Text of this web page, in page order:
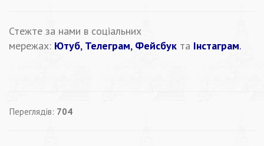
Стежте за нами в соціальних
мережах: Ютуб, Телеграм, Фейсбук та Інстаграм.
Переглядів: 704